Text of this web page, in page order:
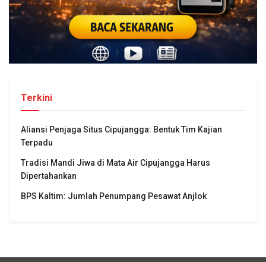
Terkini
Aliansi Penjaga Situs Cipujangga: Bentuk Tim Kajian
Terpadu
Tradisi Mandi Jiwa di Mata Air Cipujangga Harus
Dipertahankan
BPS Kaltim: Jumlah Penumpang Pesawat Anjlok